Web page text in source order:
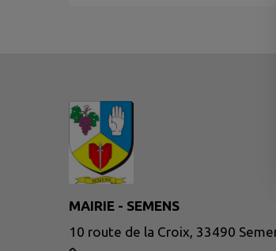
MAIRIE - SEMENS
10 route de la Croix, 33490